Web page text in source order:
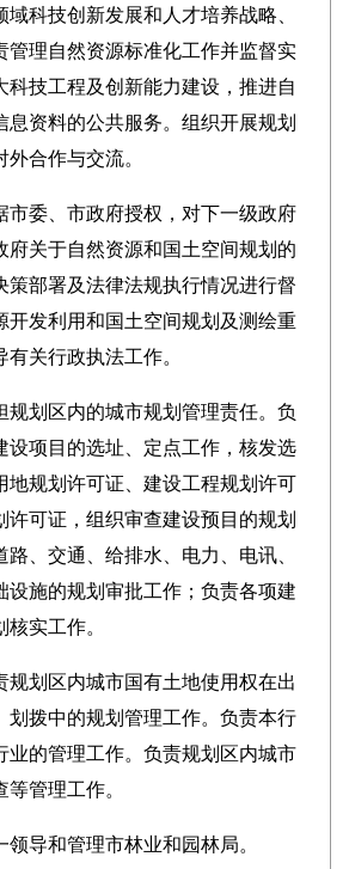
科技创新发展和人才培养战略、
管理自然资源标准化工作并监督实
科技工程及创新能力建设，推进自
息资料的公共服务。组织开展规划
合作与交流。
委、市政府授权，对下一级政府
府关于自然资源和国土空间规划的
策部署及法律法规执行情况进行督
开发利用和国土空间规划及测绘重
关行政执法工作。
划区内的城市规划管理责任。负
设项目的选址、定点工作，核发选
地规划许可证、建设工程规划许可
许可证，组织审查建设预目的规划
、交通、给排水、电力、电讯、
设施的规划审批工作；负责各项建
实工作。
划区内城市国有土地使用权在出
划拨中的规划管理工作。负责本行
业的管理工作。负责规划区内城市
管理工作。
导和管理市林业和园林局。